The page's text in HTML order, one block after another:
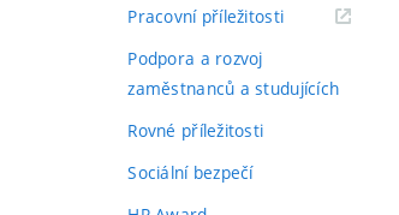
Pracovní příležitosti(externí
Podpora a rozvoj
zaměstnanců a studujících
Rovné příležitosti
Sociální bezpečí